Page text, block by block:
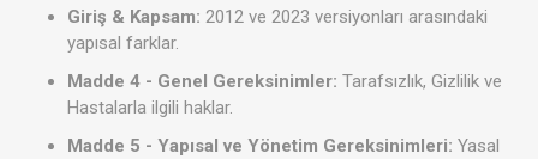
Giriş & Kapsam: 2012 ve 2023 versiyonları arasındaki
yapısal farklar.
Madde 4 - Genel Gereksinimler: Tarafsızlık, Gizlilik ve
Hastalarla ilgili haklar.
Madde 5 - Yapısal ve Yönetim Gereksinimleri: Yasal